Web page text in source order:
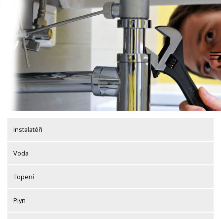
content
Instalatéři
Voda
Topení
Plyn